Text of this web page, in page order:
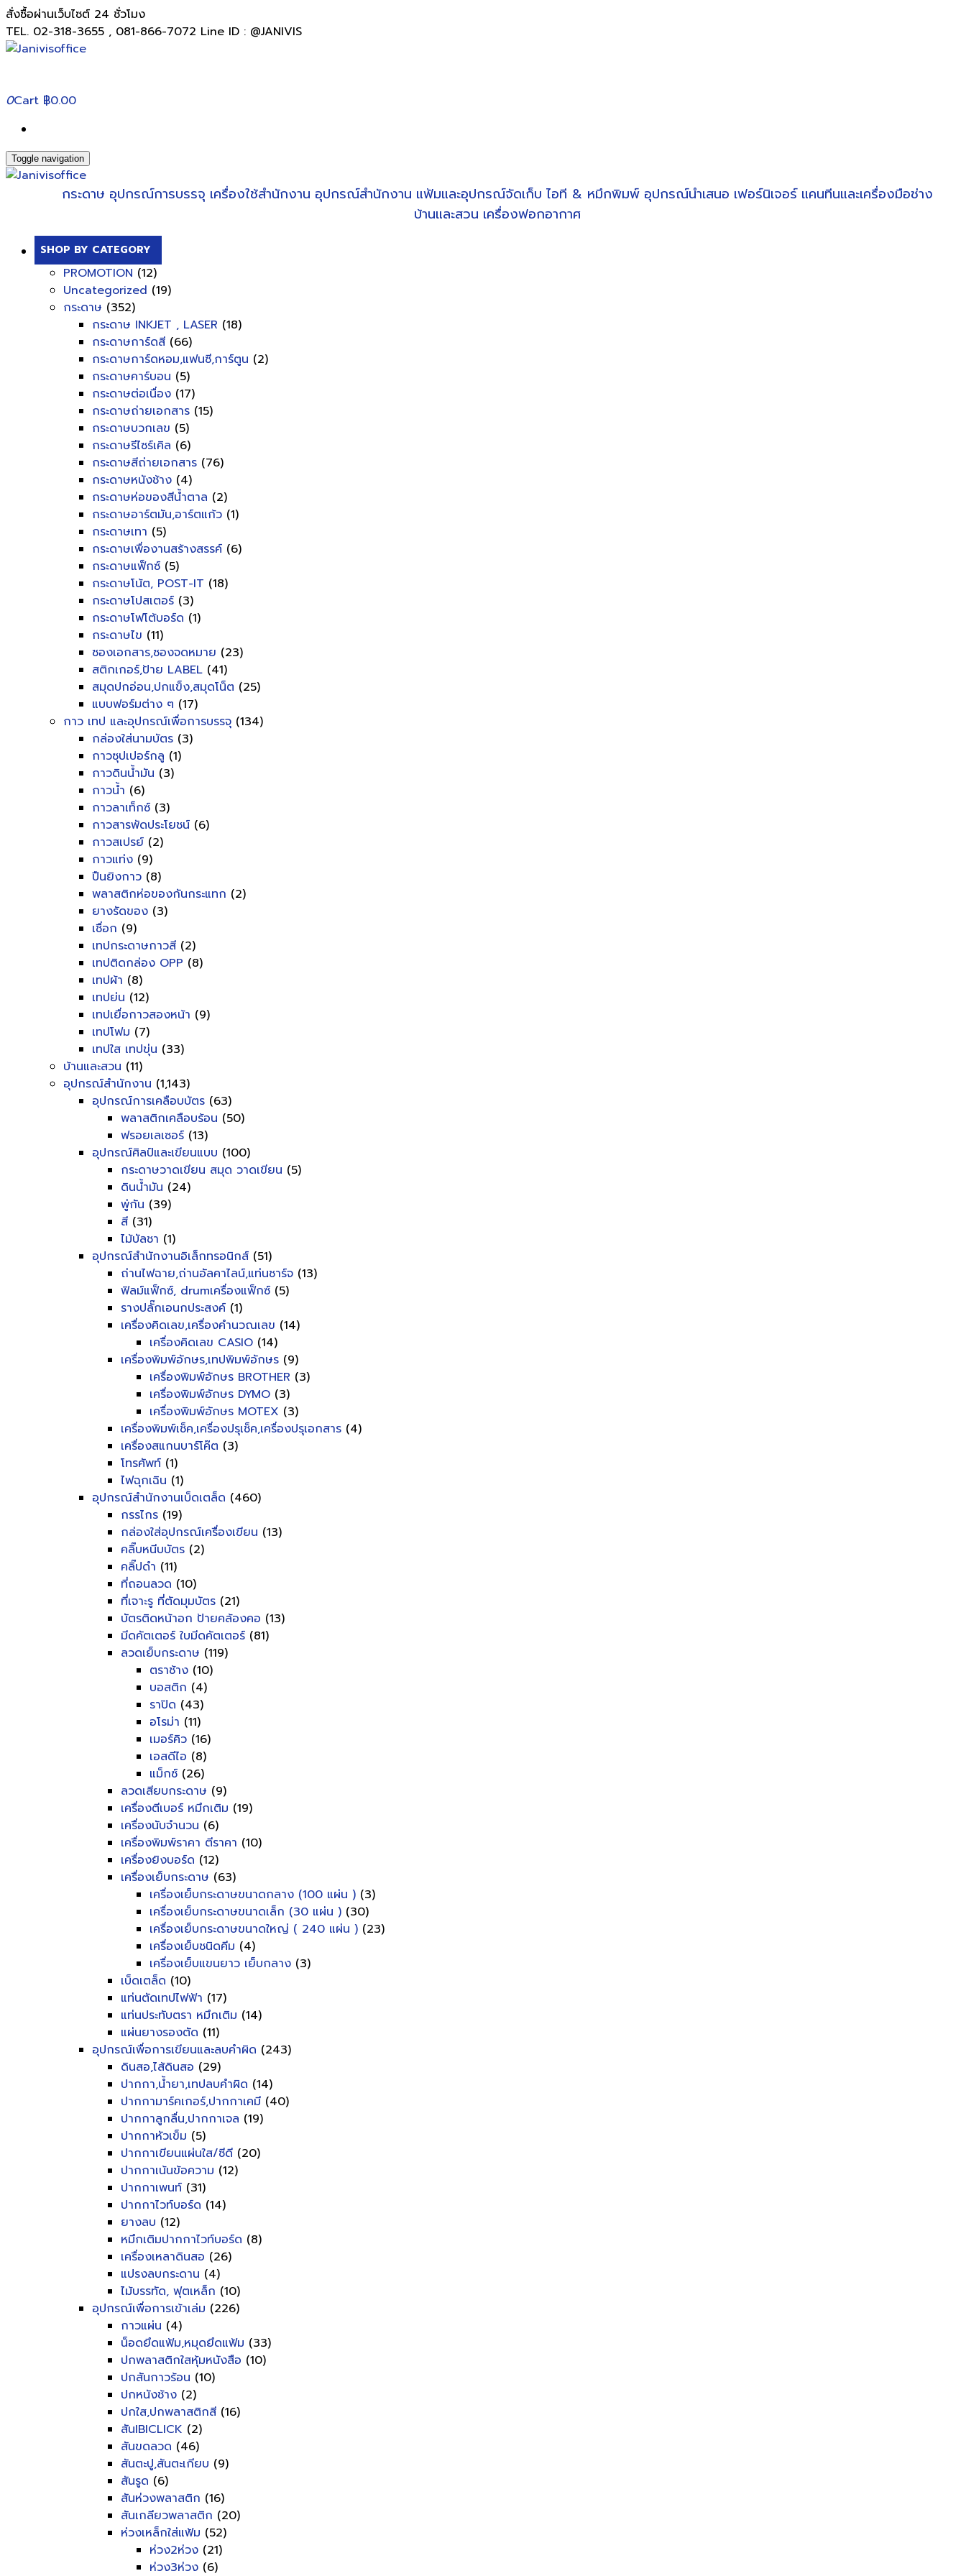
สั่งซื้อผ่านเว็บไซต์ 24 ชั่วโมง
TEL. 02-318-3655 , 081-866-7072 Line ID : @JANIVIS
0Cart ฿0.00
Toggle navigation
กระดาษ อุปกรณ์การบรรจุ เครื่องใช้สำนักงาน อุปกรณ์สำนักงาน แฟ้มและอุปกรณ์จัดเก็บ ไอที & หมึกพิมพ์ อุปกรณ์นำเสนอ เฟอร์นิเจอร์ แคนทีนและเครื่องมือช่าง
บ้านและสวน เครื่องฟอกอากาศ
SHOP BY CATEGORY
PROMOTION (12)
Uncategorized (19)
กระดาษ (352)
กระดาษ INKJET , LASER (18)
กระดาษการ์ดสี (66)
กระดาษการ์ดหอม,แฟนซี,การ์ตูน (2)
กระดาษคาร์บอน (5)
กระดาษต่อเนื่อง (17)
กระดาษถ่ายเอกสาร (15)
กระดาษบวกเลข (5)
กระดาษรีไซร์เคิล (6)
กระดาษสีถ่ายเอกสาร (76)
กระดาษหนังช้าง (4)
กระดาษห่อของสีน้ำตาล (2)
กระดาษอาร์ตมัน,อาร์ตแก้ว (1)
กระดาษเทา (5)
กระดาษเพื่องานสร้างสรรค์ (6)
กระดาษแฟ็กซ์ (5)
กระดาษโน้ต, POST-IT (18)
กระดาษโปสเตอร์ (3)
กระดาษโฟโต้บอร์ด (1)
กระดาษไข (11)
ซองเอกสาร,ซองจดหมาย (23)
สติกเกอร์,ป้าย LABEL (41)
สมุดปกอ่อน,ปกแข็ง,สมุดโน็ต (25)
แบบฟอร์มต่าง ๆ (17)
กาว เทป และอุปกรณ์เพื่อการบรรจุ (134)
กล่องใส่นามบัตร (3)
กาวซุปเปอร์กลู (1)
กาวดินน้ำมัน (3)
กาวน้ำ (6)
กาวลาเท็กซ์ (3)
กาวสารพัดประโยชน์ (6)
กาวสเปรย์ (2)
กาวแท่ง (9)
ปืนยิงกาว (8)
พลาสติกห่อของกันกระแทก (2)
ยางรัดของ (3)
เชื่อก (9)
เทปกระดาษกาวสี (2)
เทปติดกล่อง OPP (8)
เทปผ้า (8)
เทปย่น (12)
เทปเยื่อกาวสองหน้า (9)
เทปโฟม (7)
เทปใส เทปขุ่น (33)
บ้านและสวน (11)
อุปกรณ์สำนักงาน (1,143)
อุปกรณ์การเคลือบบัตร (63)
พลาสติกเคลือบร้อน (50)
ฟรอยเลเซอร์ (13)
อุปกรณ์ศิลป์และเขียนแบบ (100)
กระดาษวาดเขียน สมุด วาดเขียน (5)
ดินน้ำมัน (24)
พู่กัน (39)
สี (31)
ไม้บัลชา (1)
อุปกรณ์สำนักงานอิเล็กทรอนิกส์ (51)
ถ่านไฟฉาย,ถ่านอัลคาไลน์,แท่นชาร์จ (13)
ฟิลม์แฟ็กซ์, drumเครื่องแฟ็กซ์ (5)
รางปลั๊กเอนกประสงค์ (1)
เครื่องคิดเลข,เครื่องคำนวณเลข (14)
เครื่องคิดเลข CASIO (14)
เครื่องพิมพ์อักษร,เทปพิมพ์อักษร (9)
เครื่องพิมพ์อักษร BROTHER (3)
เครื่องพิมพ์อักษร DYMO (3)
เครื่องพิมพ์อักษร MOTEX (3)
เครื่องพิมพ์เช็ค,เครื่องปรุเช็ค,เครื่องปรุเอกสาร (4)
เครื่องสแกนบาร์โค๊ต (3)
โทรศัพท์ (1)
ไฟฉุกเฉิน (1)
อุปกรณ์สำนักงานเบ็ดเตล็ด (460)
กรรไกร (19)
กล่องใส่อุปกรณ์เครื่องเขียน (13)
คลิ๊บหนีบบัตร (2)
คลิ๊ปดำ (11)
ที่ถอนลวด (10)
ที่เจาะรู ที่ตัดมุมบัตร (21)
บัตรติดหน้าอก ป้ายคล้องคอ (13)
มีดคัตเตอร์ ใบมีดคัตเตอร์ (81)
ลวดเย็บกระดาษ (119)
ตราช้าง (10)
บอสติก (4)
ราปิด (43)
อโรม่า (11)
เมอร์คิว (16)
เอสดีไอ (8)
แม็กซ์ (26)
ลวดเสียบกระดาษ (9)
เครื่องตีเบอร์ หมึกเติม (19)
เครื่องนับจำนวน (6)
เครื่องพิมพ์ราคา ตีราคา (10)
เครื่องยิงบอร์ด (12)
เครื่องเย็บกระดาษ (63)
เครื่องเย็บกระดาษขนาดกลาง (100 แผ่น ) (3)
เครื่องเย็บกระดาษขนาดเล็ก (30 แผ่น ) (30)
เครื่องเย็บกระดาษขนาดใหญ่ ( 240 แผ่น ) (23)
เครื่องเย็บชนิดคีม (4)
เครื่องเย็บแขนยาว เย็บกลาง (3)
เบ็ดเตล็ด (10)
แท่นตัดเทปไฟฟ้า (17)
แท่นประทับตรา หมึกเติม (14)
แผ่นยางรองตัด (11)
อุปกรณ์เพื่อการเขียนและลบคำผิด (243)
ดินสอ,ไส้ดินสอ (29)
ปากกา,น้ำยา,เทปลบคำผิด (14)
ปากกามาร์คเกอร์,ปากกาเคมี (40)
ปากกาลูกลื่น,ปากกาเจล (19)
ปากกาหัวเข็ม (5)
ปากกาเขียนแผ่นใส/ซีดี (20)
ปากกาเน้นข้อความ (12)
ปากกาเพนท์ (31)
ปากกาไวท์บอร์ด (14)
ยางลบ (12)
หมึกเติมปากกาไวท์บอร์ด (8)
เครื่องเหลาดินสอ (26)
แปรงลบกระดาน (4)
ไม้บรรทัด, ฟุตเหล็ก (10)
อุปกรณ์เพื่อการเข้าเล่ม (226)
กาวแผ่น (4)
น็อดยึดแฟ้ม,หมุดยึดแฟ้ม (33)
ปกพลาสติกใสหุ้มหนังสือ (10)
ปกสันกาวร้อน (10)
ปกหนังช้าง (2)
ปกใส,ปกพลาสติกสี (16)
สันIBICLICK (2)
สันขดลวด (46)
สันตะปู,สันตะเกียบ (9)
สันรูด (6)
สันห่วงพลาสติก (16)
สันเกลียวพลาสติก (20)
ห่วงเหล็กใส่แฟ้ม (52)
ห่วง2ห่วง (21)
ห่วง3ห่วง (6)